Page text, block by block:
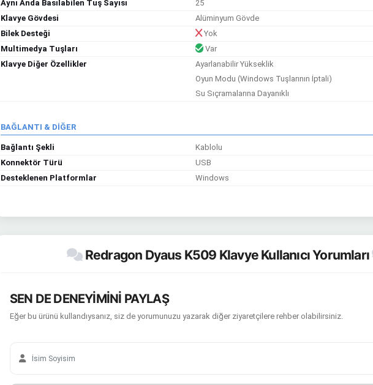
Aynı Anda Basılabilen Tuş Sayısı
25
Klavye Gövdesi
Alüminyum Gövde
Bilek Desteği
Yok
Multimedya Tuşları
Var
Klavye Diğer Özellikler
Ayarlanabilir Yükseklik
Oyun Modu (Windows Tuşlarının İptali)
Su Sıçramalarına Dayanıklı
BAĞLANTI & DİĞER
Bağlantı Şekli
Kablolu
Konnektör Türü
USB
Desteklenen Platformlar
Windows
Redragon Dyaus K509 Klavye Kullanıcı Yorumları
SEN DE DENEYİMİNİ PAYLAŞ
Eğer bu ürünü kullandıysanız, siz de yorumunuzu yazarak diğer ziyaretçilere rehber olabilirsiniz.